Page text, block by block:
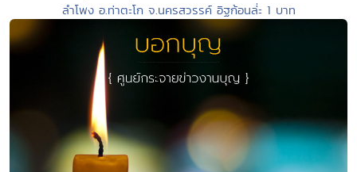
ลำโพง อ.ท่าตะโก จ.นครสวรรค์ อิฐก้อนล่่ะ 1 บาท